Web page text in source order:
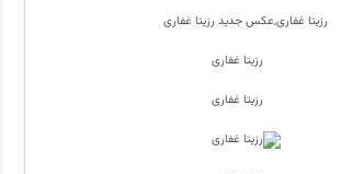
رزیتا غفاری,عکس جدید رزیتا غفاری